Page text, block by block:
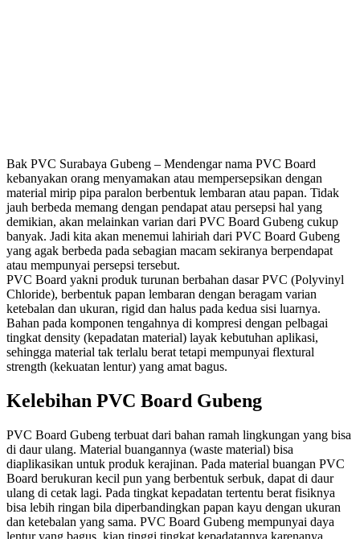
Bak PVC Surabaya Gubeng – Mendengar nama PVC Board
kebanyakan orang menyamakan atau mempersepsikan dengan
material mirip pipa paralon berbentuk lembaran atau papan. Tidak
jauh berbeda memang dengan pendapat atau persepsi hal yang
demikian, akan melainkan varian dari PVC Board Gubeng cukup
banyak. Jadi kita akan menemui lahiriah dari PVC Board Gubeng
yang agak berbeda pada sebagian macam sekiranya berpendapat
atau mempunyai persepsi tersebut.
PVC Board yakni produk turunan berbahan dasar PVC (Polyvinyl
Chloride), berbentuk papan lembaran dengan beragam varian
ketebalan dan ukuran, rigid dan halus pada kedua sisi luarnya.
Bahan pada komponen tengahnya di kompresi dengan pelbagai
tingkat density (kepadatan material) layak kebutuhan aplikasi,
sehingga material tak terlalu berat tetapi mempunyai flextural
strength (kekuatan lentur) yang amat bagus.
Kelebihan PVC Board Gubeng
PVC Board Gubeng terbuat dari bahan ramah lingkungan yang bisa
di daur ulang. Material buangannya (waste material) bisa
diaplikasikan untuk produk kerajinan. Pada material buangan PVC
Board berukuran kecil pun yang berbentuk serbuk, dapat di daur
ulang di cetak lagi. Pada tingkat kepadatan tertentu berat fisiknya
bisa lebih ringan bila diperbandingkan papan kayu dengan ukuran
dan ketebalan yang sama. PVC Board Gubeng mempunyai daya
lentur yang bagus, kian tinggi tingkat kepadatannya karenanya